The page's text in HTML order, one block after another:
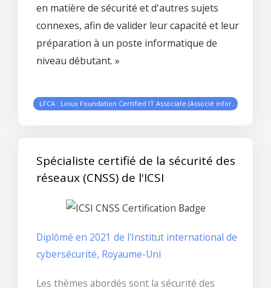
en matière de sécurité et d'autres sujets
connexes, afin de valider leur capacité et leur
préparation à un poste informatique de
niveau débutant. »
LFCA : Linux Foundation Certified IT Associate (Associé informatique certifié par la Fondation Linux)
Spécialiste certifié de la sécurité des
réseaux (CNSS) de l'ICSI
Diplômé en 2021 de l'Institut international de
cybersécurité, Royaume-Uni
Les thèmes abordés sont la sécurité des